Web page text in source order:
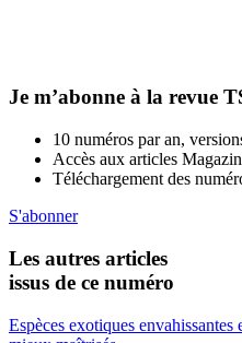
Je m’abonne à la revue
10 numéros par an,
Accès aux articles
Téléchargement des
S'abonner
Les autres articles
issus de ce numéro
Espèces exotiques